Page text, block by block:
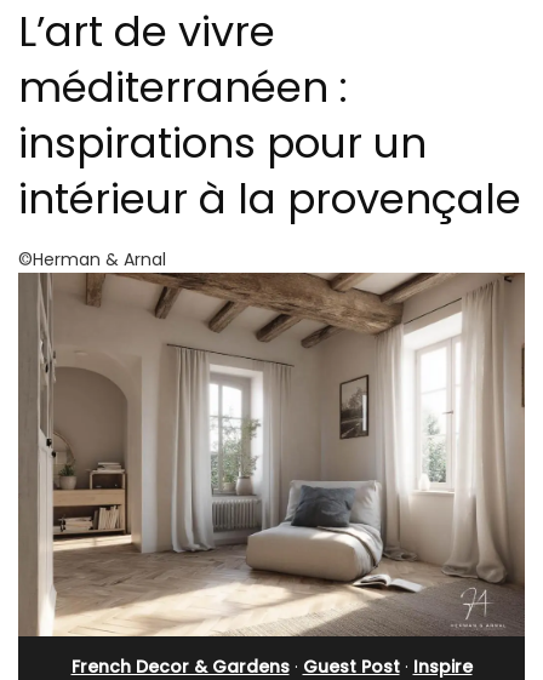
L’art de vivre
méditerranéen :
inspirations pour un
intérieur à la provençale
©Herman & Arnal
French Decor & Gardens· Guest Post· Inspire